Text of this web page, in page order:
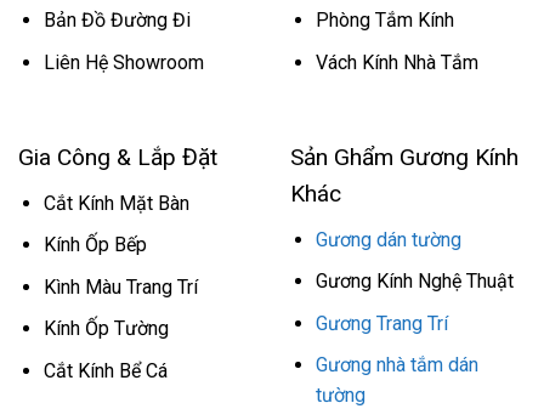
Bản Đồ Đường Đi
Liên Hệ Showroom
Phòng Tắm Kính
Vách Kính Nhà Tắm
Gia Công & Lắp Đặt
Cắt Kính Mặt Bàn
Kính Ốp Bếp
Kình Màu Trang Trí
Kính Ốp Tường
Cắt Kính Bể Cá
Sản Ghẩm Gương Kính
Khác
Gương dán tường
Gương Kính Nghệ Thuật
Gương Trang Trí
Gương nhà tắm dán
tường